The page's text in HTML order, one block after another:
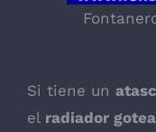
Si tiene un
el radiador gotea